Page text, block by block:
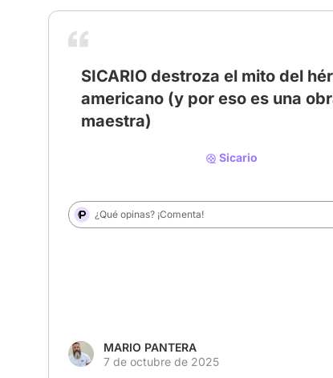
SICARIO destroza el mito del
americano (y por eso es una
maestra)
Sicario
# SicarioMovie # cinedeculto
¿Qué opinas? ¡Comenta!
MARIO PANTERA
7 de octubre de 2025